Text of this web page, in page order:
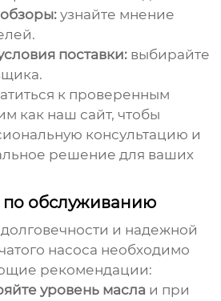
узнайте мнение
поставки: выбирайте
к проверенным
как наш сайт, чтобы
консультацию и
решение для ваших
обслуживанию
и надежной
насоса необходимо
рекомендации:
уровень масла и при